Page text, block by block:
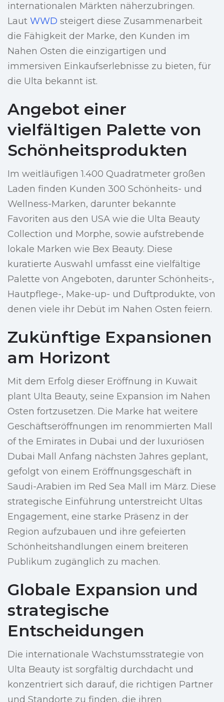
internationalen Märkten näherzubringen.
Laut WWD steigert diese Zusammenarbeit
die Fähigkeit der Marke, den Kunden im
Nahen Osten die einzigartigen und
immersiven Einkaufserlebnisse zu bieten, für
die Ulta bekannt ist.
Angebot einer
vielfältigen Palette von
Schönheitsprodukten
Im weitläufigen 1.400 Quadratmeter großen
Laden finden Kunden 300 Schönheits- und
Wellness-Marken, darunter bekannte
Favoriten aus den USA wie die Ulta Beauty
Collection und Morphe, sowie aufstrebende
lokale Marken wie Bex Beauty. Diese
kuratierte Auswahl umfasst eine vielfältige
Palette von Angeboten, darunter Schönheits-,
Hautpflege-, Make-up- und Duftprodukte, von
denen viele ihr Debüt im Nahen Osten feiern.
Zukünftige Expansionen
am Horizont
Mit dem Erfolg dieser Eröffnung in Kuwait
plant Ulta Beauty, seine Expansion im Nahen
Osten fortzusetzen. Die Marke hat weitere
Geschäftseröffnungen im renommierten Mall
of the Emirates in Dubai und der luxuriösen
Dubai Mall Anfang nächsten Jahres geplant,
gefolgt von einem Eröffnungsgeschäft in
Saudi-Arabien im Red Sea Mall im März. Diese
strategische Einführung unterstreicht Ultas
Engagement, eine starke Präsenz in der
Region aufzubauen und ihre gefeierten
Schönheitshandlungen einem breiteren
Publikum zugänglich zu machen.
Globale Expansion und
strategische
Entscheidungen
Die internationale Wachstumsstrategie von
Ulta Beauty ist sorgfältig durchdacht und
konzentriert sich darauf, die richtigen Partner
und Standorte zu finden, die ihren